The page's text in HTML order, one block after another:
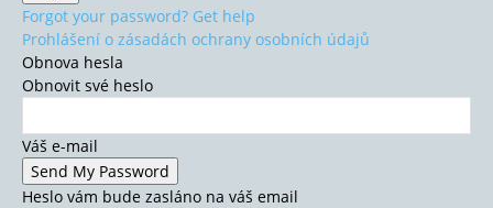
Forgot your password? Get help
Prohlášení o zásadách ochrany osobních údajů
Obnova hesla
Obnovit své heslo
Váš e-mail
Heslo vám bude zasláno na váš email